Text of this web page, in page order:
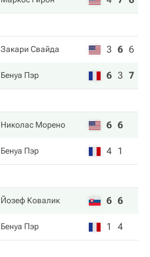
Закари Свайда 3 6 6
Бенуа Пэр 6 3 7
Николас Морено 6 6
Бенуа Пэр 4 1
Йозеф Ковалик 6 6
Бенуа Пэр 1 4